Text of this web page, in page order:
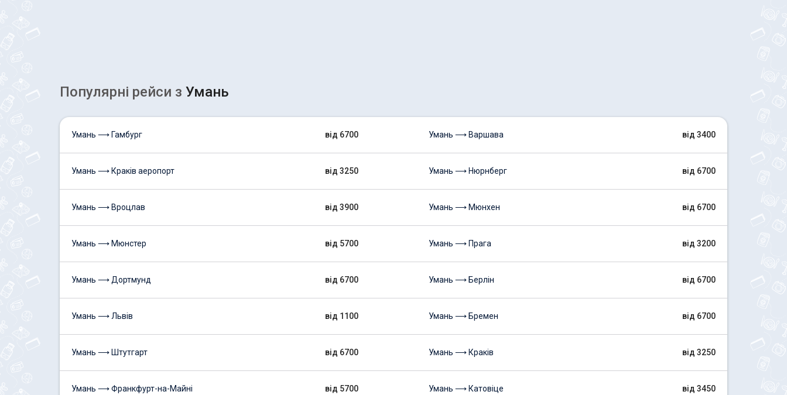
Популярні рейcи з Умань
Умань ⟶ Гамбург від 6700
Умань ⟶ Краків аеропорт від 3250
Умань ⟶ Вроцлав від 3900
Умань ⟶ Мюнстер від 5700
Умань ⟶ Дортмунд від 6700
Умань ⟶ Львів від 1100
Умань ⟶ Штутгарт від 6700
Умань ⟶ Франкфурт-на-Майні від 5700
Умань ⟶ Варшава від 3400
Умань ⟶ Нюрнберг від 6700
Умань ⟶ Мюнхен від 6700
Умань ⟶ Прага від 3200
Умань ⟶ Берлін від 6700
Умань ⟶ Бремен від 6700
Умань ⟶ Краків від 3250
Умань ⟶ Катовіце від 3450